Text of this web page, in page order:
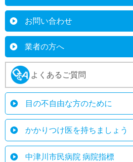
お問い合わせ
業者の方へ
よくあるご質問
目の不自由な方のために
かかりつけ医を持ちましょう
中津川市民病院 病院指標